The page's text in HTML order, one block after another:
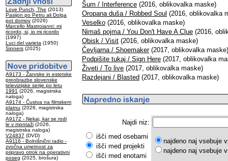
Love Punch, The (2013)
Pasijon po Petru ali Dolga
pot domov (2026)
Marcello Mastroianni: mi
ricordo, si, io mi ricordo
(1997)
Luci del varieta (1950)
Sinners (2025)
A9173 - Žanrske in estetske
preobrazbe slovenske
televizijske serije po letu
1991 (2026, magistrska
naloga)
A9174 - Čustva na filmskem
platnu (2026, magistrska
naloga)
A9172 - Nekaj, kar se rodi
le v montaži (2026,
magistrska naloga)
V24837 (DVD)
A9116 - Bolnišnični radio -
zvočna umetnost za
pripravo otrok na operativni
poseg (2025, brošura)
Šum / Interference (2016, oblikovalka maske)
Oropana duša / Robbed Soul (2016, oblikovalka
Veselko (2016, oblikovalka maske)
Nimaš pojma / You Don't Have A Clue (2016,
Obisk / Visit (2016, oblikovalka maske)
Čevljarna / Shoemaker(2017, oblikovalka maske)
Podpišite tukaj / Sign Here (2017, oblikovalka
Živeti / To live (2017, oblikovalka maske)
Razdejani / Blasted (2017, oblikovalka maske)
Najdi niz:
išči med osebami
išči med projekti
išči med enotami
najdeno naj vsebuje
najdeno naj vsebuje